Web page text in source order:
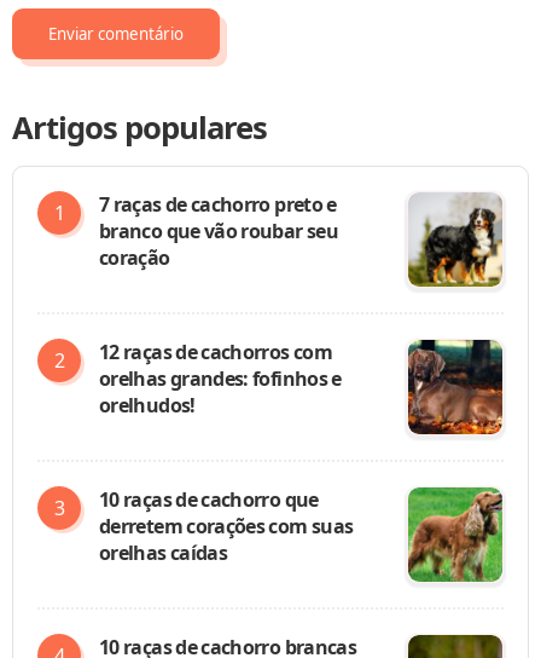
Artigos populares
7 raças de cachorro preto e
branco que vão roubar seu
coração
12 raças de cachorros com
orelhas grandes: fofinhos e
orelhudos!
10 raças de cachorro que
derretem corações com suas
orelhas caídas
10 raças de cachorro brancas